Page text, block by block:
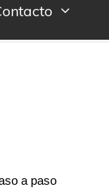
a paso